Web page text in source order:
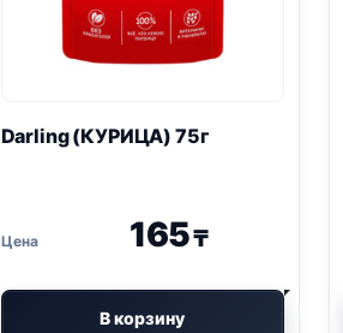
Darling (КУРИЦА) 75г
165₸
В корзину